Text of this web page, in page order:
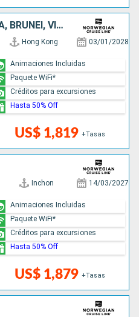
CHINA, FILIPINAS, MALASIA, BRUNEI, VIETNAM, TAILANDIA, SINGAPUR
Hong Kong 03/01/2028
US$ 1,819 +Tasas
Animaciones Incluidas
Paquete WiFi*
Créditos para excursiones
Hasta 50% Off
Inchon 14/03/2027
US$ 1,879 +Tasas
Animaciones Incluidas
Paquete WiFi*
Créditos para excursiones
Hasta 50% Off